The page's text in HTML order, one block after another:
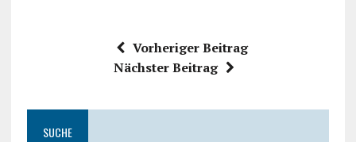
Vorheriger Beitrag
Nächster Beitrag
SUCHE